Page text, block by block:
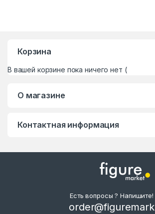
Корзина
В вашей корзине пока ничего нет (
О магазине
Контактная информация
Есть вопросы ? Напишите!
order@figuremark